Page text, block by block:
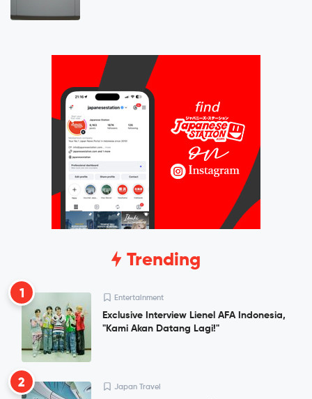
Trending
1 Entertainment
Exclusive Interview Lienel AFA Indonesia,
"Kami Akan Datang Lagi!"
2 Japan Travel